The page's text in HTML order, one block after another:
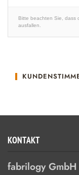
Bitte beachten Sie, dass
ausfallen.
KONTAKT
fabrilogy